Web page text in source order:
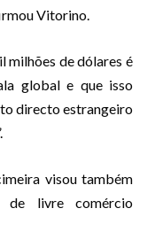
Vitorino.
milhões de dólares é
global e que isso
directo es­trangeiro
visou também
de livre comércio